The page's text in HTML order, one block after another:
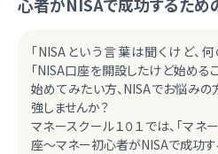
「NISAという言葉は聞くけど、
「NISA口座を開設したけど始める
始めてみたい方、NISAでお悩み
強しませんか？
マネースクール１０１では、「マ
座～マネー初心者がNISAで成功す